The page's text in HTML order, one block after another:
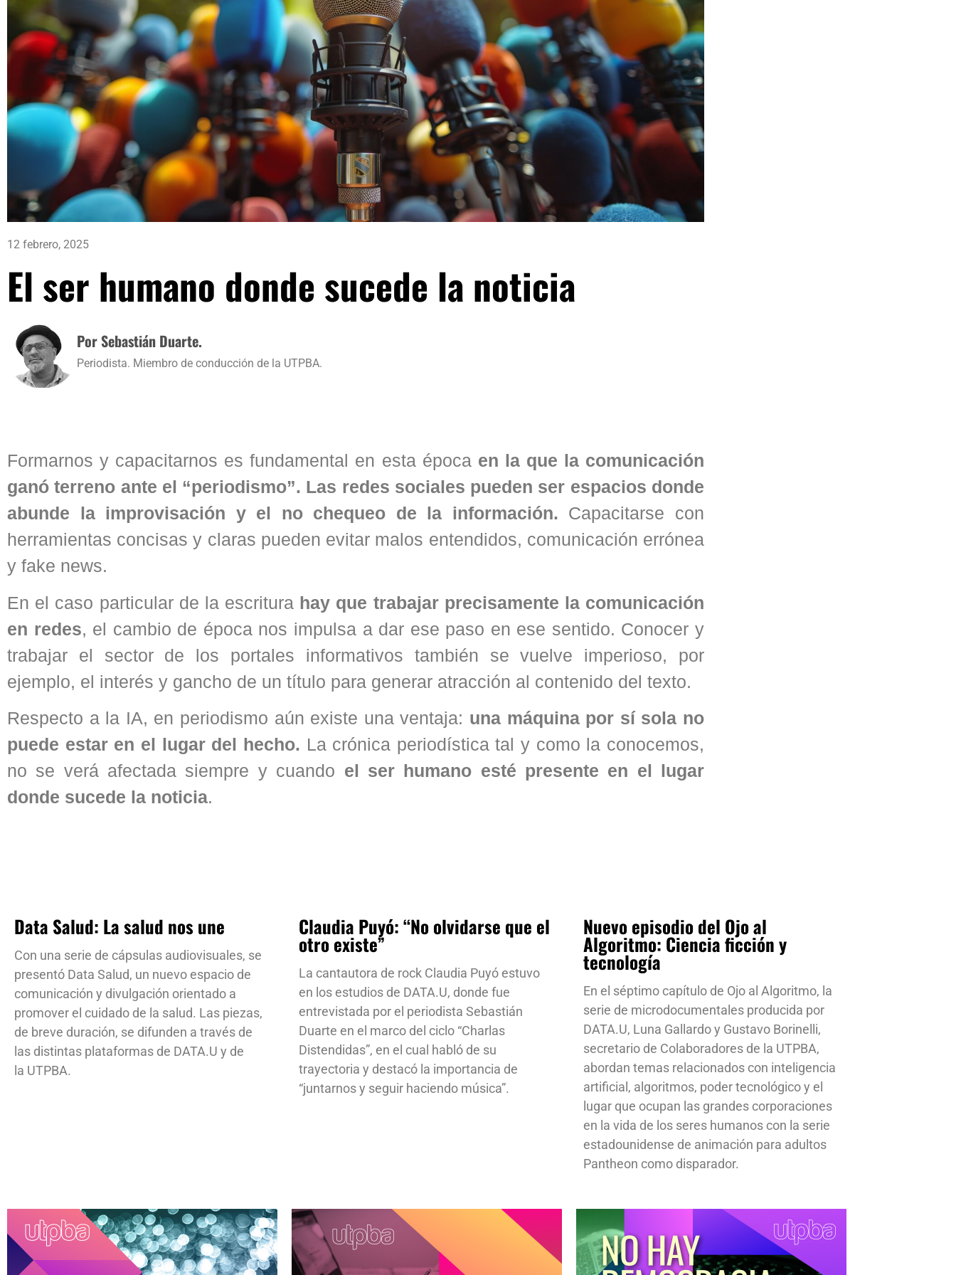
12 febrero, 2025
El ser humano donde sucede la noticia
Por Sebastián Duarte.
Periodista. Miembro de conducción de la UTPBA.
Formarnos y capacitarnos es fundamental en esta época en la que la comunicación
ganó terreno ante el “periodismo”. Las redes sociales pueden ser espacios donde
abunde la improvisación y el no chequeo de la información. Capacitarse con
herramientas concisas y claras pueden evitar malos entendidos, comunicación errónea
y fake news.
En el caso particular de la escritura hay que trabajar precisamente la comunicación
en redes, el cambio de época nos impulsa a dar ese paso en ese sentido. Conocer y
trabajar el sector de los portales informativos también se vuelve imperioso, por
ejemplo, el interés y gancho de un título para generar atracción al contenido del texto.
Respecto a la IA, en periodismo aún existe una ventaja: una máquina por sí sola no
puede estar en el lugar del hecho. La crónica periodística tal y como la conocemos,
no se verá afectada siempre y cuando el ser humano esté presente en el lugar
donde sucede la noticia.
Data Salud: La salud nos une
Con una serie de cápsulas audiovisuales, se
presentó Data Salud, un nuevo espacio de
comunicación y divulgación orientado a
promover el cuidado de la salud. Las piezas,
de breve duración, se difunden a través de
las distintas plataformas de DATA.U y de
la UTPBA.
Claudia Puyó: “No olvidarse que el
otro existe”
La cantautora de rock Claudia Puyó estuvo
en los estudios de DATA.U, donde fue
entrevistada por el periodista Sebastián
Duarte en el marco del ciclo “Charlas
Distendidas”, en el cual habló de su
trayectoria y destacó la importancia de
“juntarnos y seguir haciendo música”.
Nuevo episodio del Ojo al
Algoritmo: Ciencia ficción y
tecnología
En el séptimo capítulo de Ojo al Algoritmo, la
serie de microdocumentales producida por
DATA.U, Luna Gallardo y Gustavo Borinelli,
secretario de Colaboradores de la UTPBA,
abordan temas relacionados con inteligencia
artificial, algoritmos, poder tecnológico y el
lugar que ocupan las grandes corporaciones
en la vida de los seres humanos con la serie
estadounidense de animación para adultos
Pantheon como disparador.